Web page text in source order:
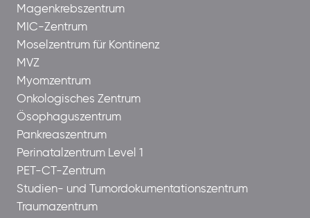
Magenkrebszentrum
MIC-Zentrum
Moselzentrum für Kontinenz
MVZ
Myomzentrum
Onkologisches Zentrum
Ösophaguszentrum
Pankreaszentrum
Perinatalzentrum Level 1
PET-CT-Zentrum
Studien- und Tumordokumentationszentrum
Traumazentrum